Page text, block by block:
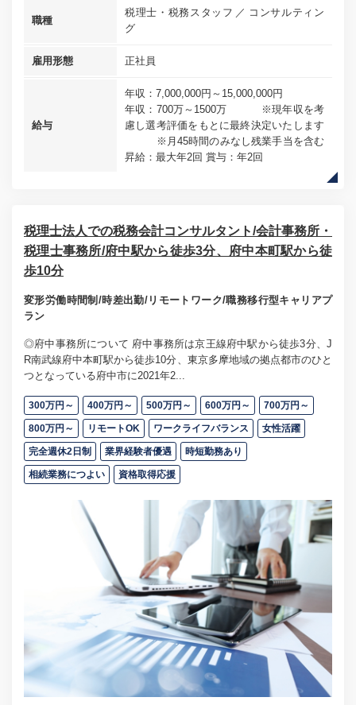
職種
税理士・税務スタッフ
コンサルティン
グ
雇用形態 正社員
給与
年収：7,000,000円～15,000,000円
年収：700万～1500万 ※現年収を考
慮し選考評価をもとに最終決定いたします
※月45時間のみなし残業手当を含む
昇給：最大年2回 賞与：年2回
税理士法人での税務会計コンサルタント/会計事務所・
税理士事務所/府中駅から徒歩3分、府中本町駅から徒
歩10分
変形労働時間制/時差出勤/リモートワーク/職務移行型キャリアプ
ラン
◎府中事務所について 府中事務所は京王線府中駅から徒歩3分、J
R南武線府中本町駅から徒歩10分、東京多摩地域の拠点都市のひと
つとなっている府中市に2021年2...
300万円～ 400万円～ 500万円～ 600万円～ 700万円～
800万円～ リモートOK ワークライフバランス 女性活躍
完全週休2日制 業界経験者優遇 時短勤務あり
相続業務につよい 資格取得応援